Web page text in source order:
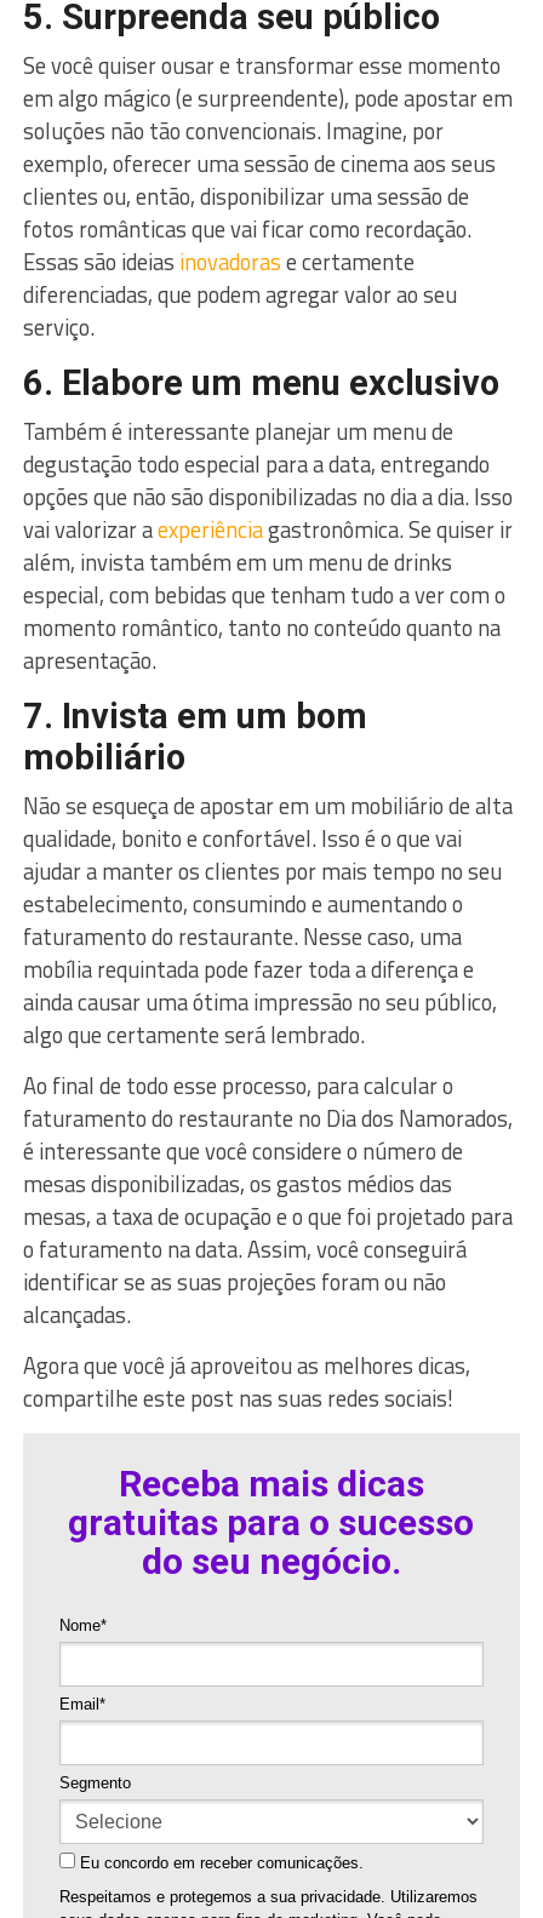
5. Surpreenda seu público
Se você quiser ousar e transformar esse momento
em algo mágico (e surpreendente), pode apostar em
soluções não tão convencionais. Imagine, por
exemplo, oferecer uma sessão de cinema aos seus
clientes ou, então, disponibilizar uma sessão de
fotos românticas que vai ficar como recordação.
Essas são ideias inovadorase certamente
diferenciadas, que podem agregar valor ao seu
serviço.
6. Elabore um menu exclusivo
Também é interessante planejar um menu de
degustação todo especial para a data, entregando
opções que não são disponibilizadas no dia a dia. Isso
vai valorizar aexperiênciagastronômica. Se quiser ir
além, invista também em um menu de drinks
especial, com bebidas que tenham tudo a ver com o
momento romântico, tanto no conteúdo quanto na
apresentação.
7. Invista em um bom
mobiliário
Não se esqueça de apostar em um mobiliário de alta
qualidade, bonito e confortável. Isso é o que vai
ajudar a manter os clientes por mais tempo no seu
estabelecimento, consumindo e aumentando o
faturamento do restaurante. Nesse caso, uma
mobília requintada pode fazer toda a diferença e
ainda causar uma ótima impressão no seu público,
algo que certamente será lembrado.
Ao final de todo esse processo, para calcular o
faturamento do restaurante no Dia dos Namorados,
é interessante que você considere o número de
mesas disponibilizadas, os gastos médios das
mesas, a taxa de ocupação e o que foi projetado para
o faturamento na data. Assim, você conseguirá
identificar se as suas projeções foram ou não
alcançadas.
Agora que você já aproveitou as melhores dicas,
compartilhe este post nas suas redes sociais!
Receba mais dicas
gratuitas para o sucesso
do seu negócio.
Nome*
Email*
Segmento
Eu concordo em receber comunicações.
Respeitamos e protegemos a sua privacidade. Utilizaremos